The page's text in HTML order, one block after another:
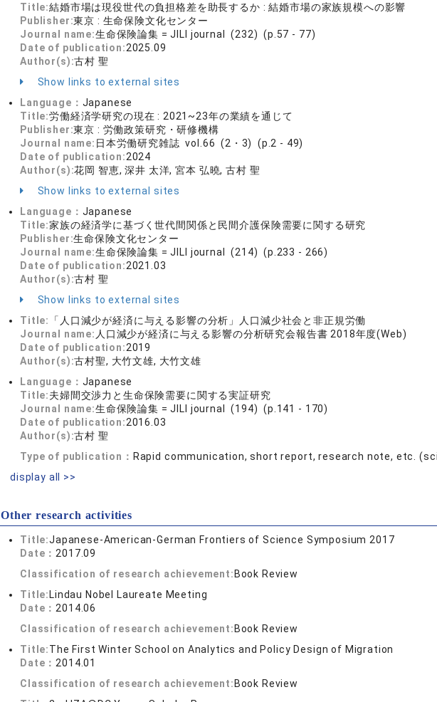
Title:結婚市場は現役世代の負担格差を助長するか : 結婚市場の家族規模への影響
Publisher:東京 : 生命保険文化センター
Journal name:生命保険論集 = JILI journal (232) (p.57 - 77)
Date of publication:2025.09
Author(s):古村 聖
Show links to external sites
Language： Japanese
Title:労働経済学研究の現在 : 2021~23年の業績を通じて
Publisher:東京 : 労働政策研究・研修機構
Journal name: 日本労働研究雑誌 vol.66 (2・3) (p.2 - 49)
Date of publication:2024
Author(s):花岡 智恵, 深井 太洋, 宮本 弘曉, 古村 聖
Show links to external sites
Language： Japanese
Title:家族の経済学に基づく世代間関係と民間介護保険需要に関する研究
Publisher:生命保険文化センター
Journal name:生命保険論集 = JILI journal (214) (p.233 - 266)
Date of publication:2021.03
Author(s):古村 聖
Show links to external sites
Title:
「人口減少が経済に与える影響の分析」人口減少社会と非正規労働
Journal name: 人口減少が経済に与える影響の分析研究会報告書 2018年度(Web)
Date of publication:2019
Author(s):古村聖, 大竹文雄, 大竹文雄
Language： Japanese
Title:夫婦間交渉力と生命保険需要に関する実証研究
Journal name:生命保険論集 = JILI journal (194) (p.141 - 170)
Date of publication:2016.03
Author(s):古村 聖
Type of publication： Rapid communication, short report, research note, etc.
display all >>
Other research activities
Title:Japanese-American-German Frontiers of Science Symposium 2017
Date： 2017.09
Classification of research achievement: Book Review
Title: Lindau Nobel Laureate Meeting
Date： 2014.06
Classification of research achievement: Book Review
Title:The First Winter School on Analytics and Policy Design of Migration
Date： 2014.01
Classification of research achievement: Book Review